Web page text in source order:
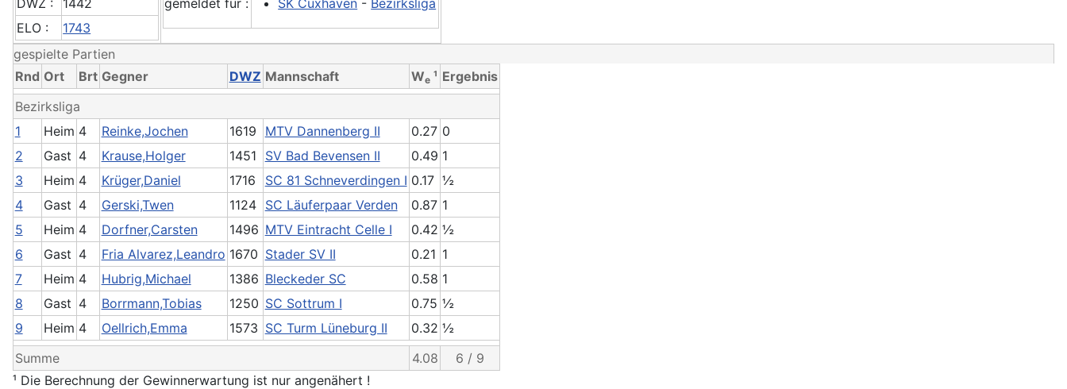
DWZ :
1442
ELO :
1743
gemeldet für :
SK Cuxhaven - Bezirksliga
gespielte Partien
Rnd Ort Brt Gegner DWZ Mannschaft We¹ Ergebnis
Bezirksliga
1
Heim 4 Reinke,Jochen 1619 MTV Dannenberg II 0.27 0
2
Gast 4 Krause,Holger 1451 SV Bad Bevensen II 0.49 1
3
Heim 4 Krüger,Daniel 1716 SC 81 Schneverdingen I 0.17 ½
4
Gast 4 Gerski,Twen 1124 SC Läuferpaar Verden 0.87 1
5
Heim 4 Dorfner,Carsten 1496 MTV Eintracht Celle I 0.42 ½
6
Gast 4 Fria Alvarez,Leandro 1670 Stader SV II 0.21 1
7
Heim 4 Hubrig,Michael 1386 Bleckeder SC 0.58 1
8
Gast 4 Borrmann,Tobias 1250 SC Sottrum I 0.75 ½
9
Heim 4 Oellrich,Emma 1573 SC Turm Lüneburg II 0.32 ½
Summe
4.08
6 / 9
¹ Die Berechnung der Gewinnerwartung ist nur angenähert !